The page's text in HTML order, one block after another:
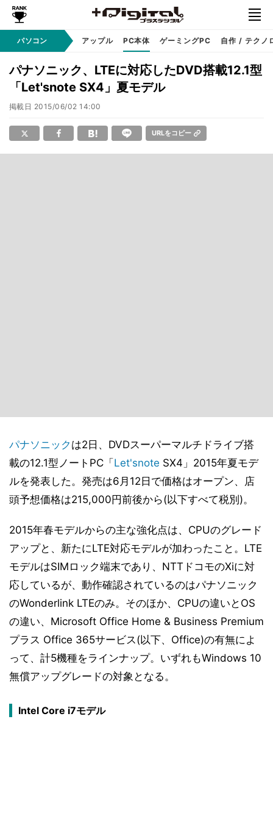
パソコンWindows アップル PC本体 ゲーミングPC 自作 / テクノ
パナソニック、LTEに対応したDVD搭載12.1型
「Let'snote SX4」夏モデル
掲載日 2015/06/02 14:00
URLをコピー
パナソニック は2日、DVDスーパーマルチドライブ搭
載の12.1型ノートPC「 Let'snote SX4」2015年夏モデ
ルを発表した。発売は6月12日で価格はオープン、店
頭予想価格は215,000円前後から(以下すべて税別)。
2015年春モデルからの主な強化点は、CPUのグレード
アップと、新たにLTE対応モデルが加わったこと。LTE
モデルはSIMロック端末であり、NTTドコモのXiに対
応しているが、動作確認されているのはパナソニック
のWonderlink LTEのみ。そのほか、CPUの違いとOS
の違い、Microsoft Office Home & Business Premium
プラス Office 365サービス(以下、Office)の有無によ
って、計5機種をラインナップ。いずれもWindows 10
無償アップグレードの対象となる。
Intel Core i7モデル